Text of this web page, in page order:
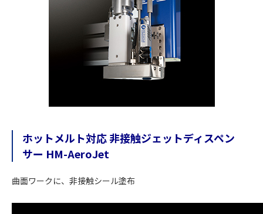
ホットメルト対応 非接触ジェットディスペン
サー HM-AeroJet
曲面ワークに、非接触シール塗布